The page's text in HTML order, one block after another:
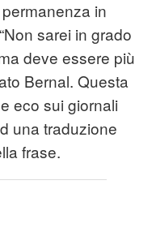
in
sarei in grado
deve essere più
Bernal. Questa
eco sui giornali
una traduzione
frase.